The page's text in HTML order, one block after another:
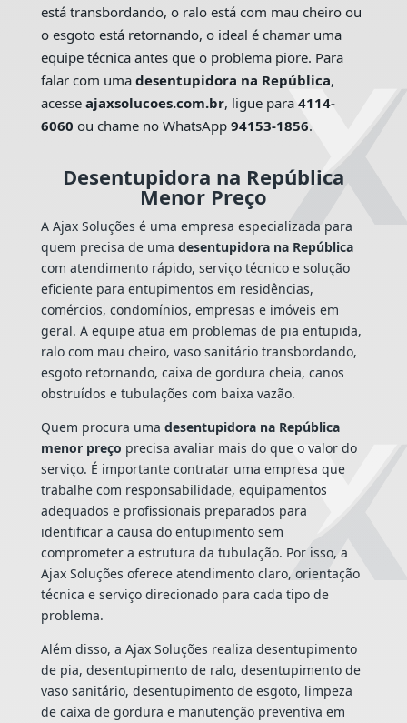
está transbordando, o ralo está com mau cheiro ou
o esgoto está retornando, o ideal é chamar uma
equipe técnica antes que o problema piore. Para
falar com uma desentupidora na República,
acesse ajaxsolucoes.com.br, ligue para 4114-
6060 ou chame no WhatsApp 94153-1856.
Desentupidora na República
Menor Preço
A Ajax Soluções é uma empresa especializada para
quem precisa de uma desentupidora na República
com atendimento rápido, serviço técnico e solução
eficiente para entupimentos em residências,
comércios, condomínios, empresas e imóveis em
geral. A equipe atua em problemas de pia entupida,
ralo com mau cheiro, vaso sanitário transbordando,
esgoto retornando, caixa de gordura cheia, canos
obstruídos e tubulações com baixa vazão.
Quem procura uma desentupidora na República
menor preço precisa avaliar mais do que o valor do
serviço. É importante contratar uma empresa que
trabalhe com responsabilidade, equipamentos
adequados e profissionais preparados para
identificar a causa do entupimento sem
comprometer a estrutura da tubulação. Por isso, a
Ajax Soluções oferece atendimento claro, orientação
técnica e serviço direcionado para cada tipo de
problema.
Além disso, a Ajax Soluções realiza desentupimento
de pia, desentupimento de ralo, desentupimento de
vaso sanitário, desentupimento de esgoto, limpeza
de caixa de gordura e manutenção preventiva em